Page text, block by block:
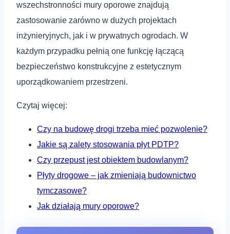
wszechstronności mury oporowe znajdują
zastosowanie zarówno w dużych projektach
inżynieryjnych, jak i w prywatnych ogrodach. W
każdym przypadku pełnią one funkcję łączącą
bezpieczeństwo konstrukcyjne z estetycznym
uporządkowaniem przestrzeni.
Czytaj więcej:
Czy na budowę drogi trzeba mieć pozwolenie?
Jakie są zalety stosowania płyt PDTP?
Czy przepust jest obiektem budowlanym?
Płyty drogowe – jak zmieniają budownictwo
tymczasowe?
Jak działają mury oporowe?